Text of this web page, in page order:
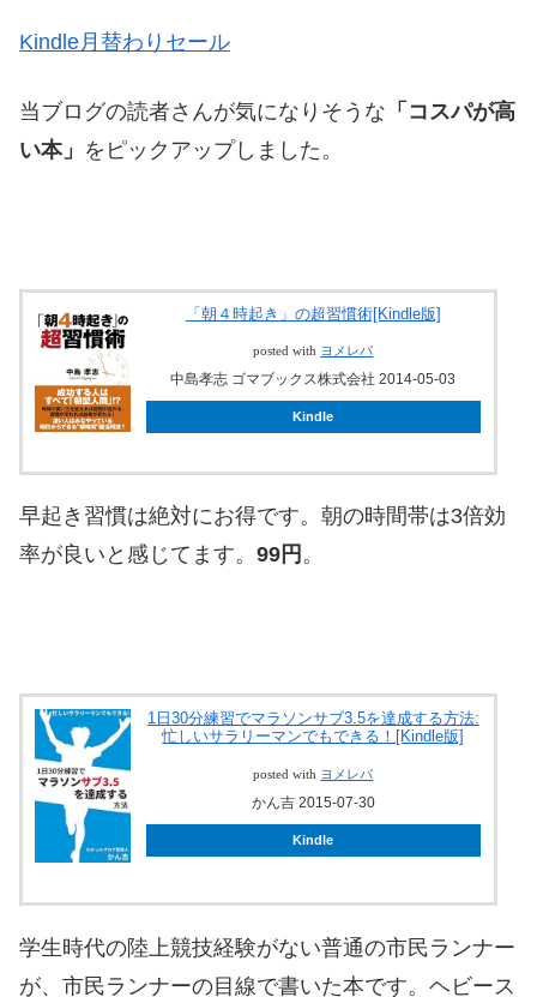
Kindle月替わりセール
当ブログの読者さんが気になりそうな 「コスパが高
い本」 をピックアップしました。
「朝４時起き」の超習慣術[Kindle版]
posted with ヨメレバ
中島孝志 ゴマブックス株式会社 2014-05-03
Kindle
早起き習慣は絶対にお得です。朝の時間帯は3倍効
率が良いと感じてます。 99円 。
1日30分練習でマラソンサブ3.5を達成する方法:
忙しいサラリーマンでもできる！[Kindle版]
posted with ヨメレバ
かん吉 2015-07-30
Kindle
学生時代の陸上競技経験がない普通の市民ランナー
が、市民ランナーの目線で書いた本です。ヘビース